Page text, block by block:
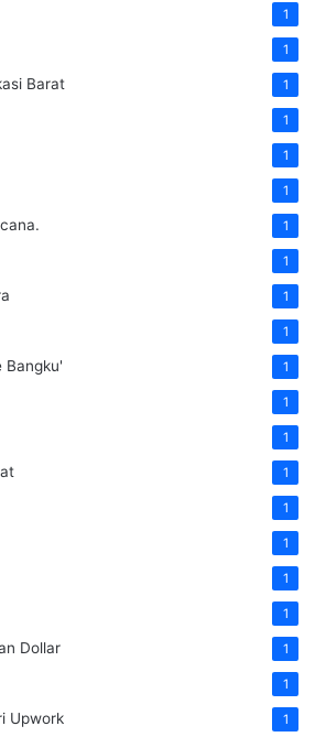
1
1
Barat 1
1
1
1
1
1
1
1
Bangku' 1
1
1
1
1
1
1
1
Dollar 1
1
Upwork 1